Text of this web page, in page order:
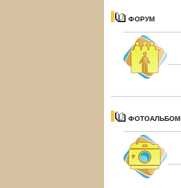
ФОРУМ
ФОТОАЛЬБОМ